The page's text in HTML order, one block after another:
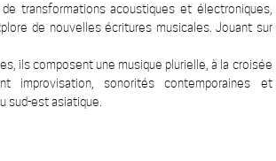
transformations acoustiques et électroniques,
de nouvelles écritures musicales. Jouant sur
ils composent une musique plurielle, à la croisée
improvisation, sonorités contemporaines et
sud-est asiatique.